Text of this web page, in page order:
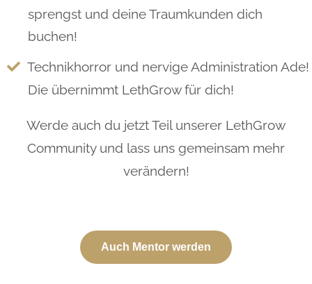
sprengst und deine Traumkunden dich
buchen!
Technikhorror und nervige Administration Ade!
Die übernimmt LethGrow für dich!
Werde auch du jetzt Teil unserer LethGrow
Community und lass uns gemeinsam mehr
verändern!
Auch Mentor werden